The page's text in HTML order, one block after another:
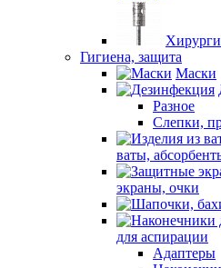
Гигиена, защита
Маски
Разное
Слепки,
ваты,
экраны, очки
для аспирации
Адаптеры